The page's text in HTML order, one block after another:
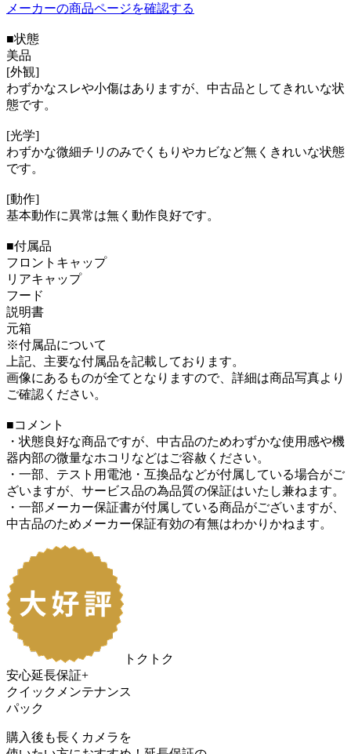
メーカーの商品ページを確認する
■状態
美品
[外観]
わずかなスレや小傷はありますが、中古品としてきれいな状
態です。
[光学]
わずかな微細チリのみでくもりやカビなど無くきれいな状態
です。
[動作]
基本動作に異常は無く動作良好です。
■付属品
フロントキャップ
リアキャップ
フード
説明書
元箱
※付属品について
上記、主要な付属品を記載しております。
画像にあるものが全てとなりますので、詳細は商品写真より
ご確認ください。
■コメント
・状態良好な商品ですが、中古品のためわずかな使用感や機
器内部の微量なホコリなどはご容赦ください。
・一部、テスト用電池・互換品などが付属している場合がご
ざいますが、サービス品の為品質の保証はいたし兼ねます。
・一部メーカー保証書が付属している商品がございますが、
中古品のためメーカー保証有効の有無はわかりかねます。
トクトク
安心延長保証+
クイックメンテナンス
パック
購入後も長くカメラを